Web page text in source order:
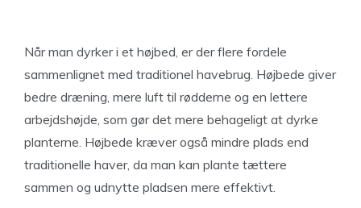
Når man dyrker i et højbed, er der flere fordele
sammenlignet med traditionel havebrug. Højbede giver
bedre dræning, mere luft til rødderne og en lettere
arbejdshøjde, som gør det mere behageligt at dyrke
planterne. Højbede kræver også mindre plads end
traditionelle haver, da man kan plante tættere
sammen og udnytte pladsen mere effektivt.